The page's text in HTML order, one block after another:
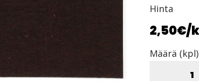
Hinta
2,50€/
Määrä (kpl)